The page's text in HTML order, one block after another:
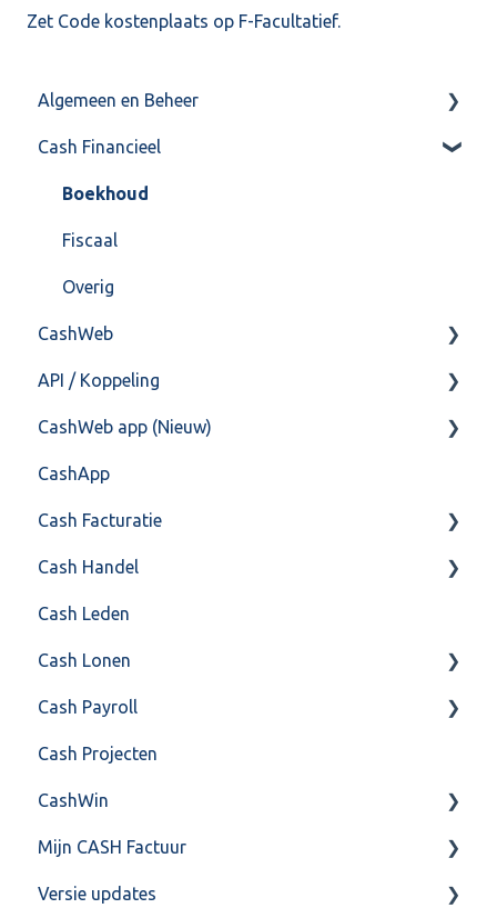
Zet Code kostenplaats op F-Facultatief.
Algemeen en Beheer
Bank(koppeling)
Import/Export
Postbus
Training & Consultancy
Overig
Cash Financieel
Boekhoud
Fiscaal
Overig
CashWeb
CashHero Layout
Mailen vanuit CASHWeb
Algemeen gebruik
API / Koppeling
Algemeen
Api 3.0 (SOAP API)
API 4.0 (REST API)
CashWeb app (Nieuw)
Veel gestelde vragen
CashApp
Cash Facturatie
Factureren
Instellingen
Algemeen
Formulierlayout
Cash Handel
Inkoop
Verkoop
Voorraad
Overig
VoorraadService & Onderhoud
Cash Leden
Cash Lonen
Algemeen
Inrichting
Jaarafsluiting
Salarisberekening
Overig
Cash Payroll
Aangifte
Algemeen
Basis Training
Berekening
Cash Projecten
CashWin
Overig
Mijn CASH Factuur
Facturatie Loonportal( CASH Lonen)
Versie updates